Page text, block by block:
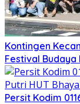
Kontingen
Festival Budaya
Persit Kodim